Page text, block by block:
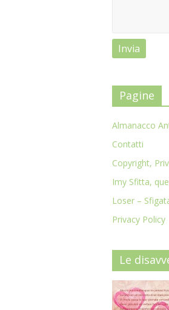
Pagine
Almanacco
Contatti
Copyright,
Imy Sfitta,
Loser –
Privacy Policy
Le